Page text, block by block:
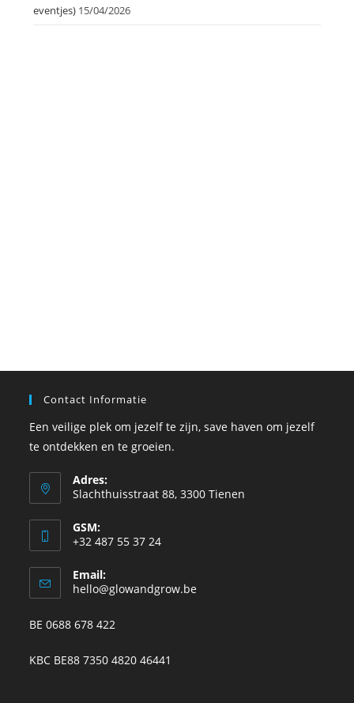
eventjes) 15/04/2026
Contact Informatie
Een veilige plek om jezelf te zijn, save haven om jezelf
te ontdekken en te groeien.
Adres:
Slachthuisstraat 88, 3300 Tienen
GSM:
+32 487 55 37 24
Email:
hello@glowandgrow.be
BE 0688 678 422
KBC BE88 7350 4820 46441